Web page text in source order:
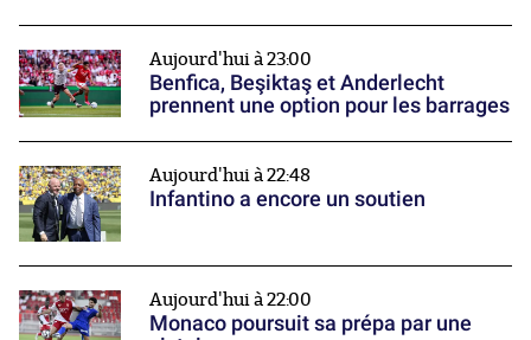
Aujourd'hui à 23:00
Benfica, Beşiktaş et Anderlecht
prennent une option pour les barrages
Aujourd'hui à 22:48
Infantino a encore un soutien
Aujourd'hui à 22:00
Monaco poursuit sa prépa par une